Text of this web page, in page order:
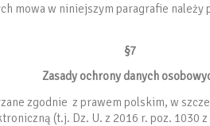
mowa w niniejszym paragrafie
§7
Zasady ochrony danych
zgodnie z prawem polskim, w
(t.j. Dz. U. z 2016 r. poz. 1030